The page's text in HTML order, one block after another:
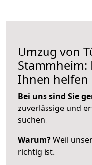
Umzug von
Stammheim:
Ihnen helfen
Bei uns sind Sie
zuverlässige und
suchen!
Warum?Weil
richtig ist.